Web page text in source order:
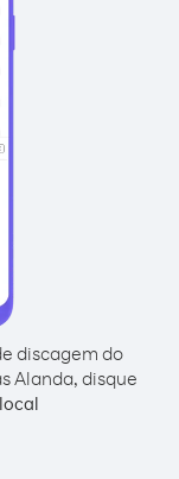
discagem do
Alanda, disque